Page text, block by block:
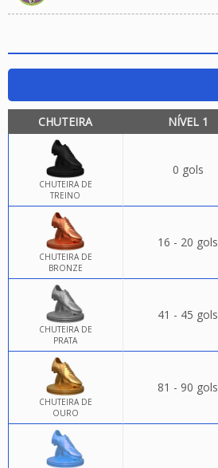
CHUTEIRA NÍVEL 1
CHUTEIRA DE
TREINO
0 gols
CHUTEIRA DE
BRONZE
16 - 20 gols
CHUTEIRA DE
PRATA
41 - 45 gols
CHUTEIRA DE
OURO
81 - 90 gols